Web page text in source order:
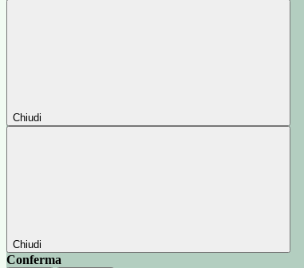
Chiudi
Chiudi
Conferma